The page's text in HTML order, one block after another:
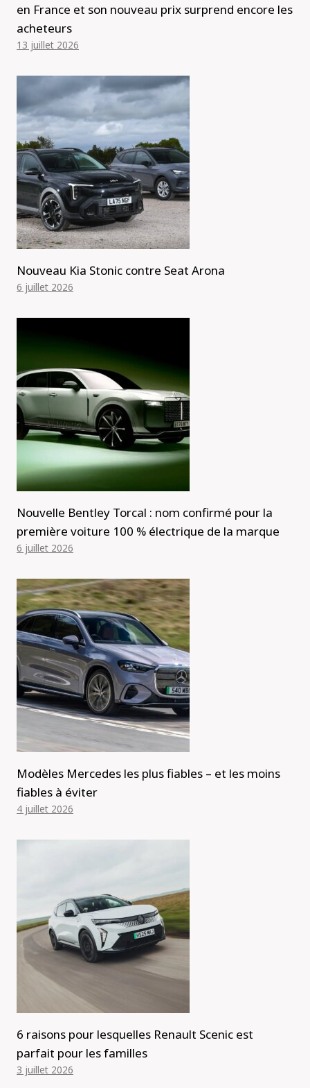
en France et son nouveau prix surprend encore les
acheteurs
13 juillet 2026
Nouveau Kia Stonic contre Seat Arona
6 juillet 2026
Nouvelle Bentley Torcal : nom confirmé pour la
première voiture 100 % électrique de la marque
6 juillet 2026
Modèles Mercedes les plus fiables – et les moins
fiables à éviter
4 juillet 2026
6 raisons pour lesquelles Renault Scenic est
parfait pour les familles
3 juillet 2026